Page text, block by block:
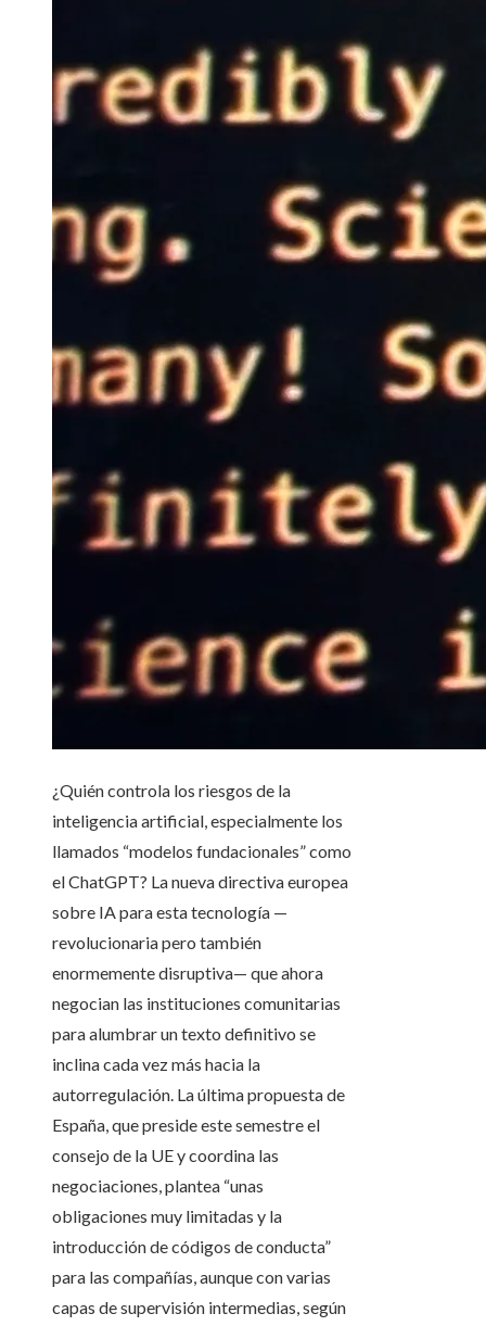
¿Quién controla los riesgos de la
inteligencia artificial, especialmente los
llamados “modelos fundacionales” como
el ChatGPT? La nueva directiva europea
sobre IA para esta tecnología —
revolucionaria pero también
enormemente disruptiva— que ahora
negocian las instituciones comunitarias
para alumbrar un texto definitivo se
inclina cada vez más hacia la
autorregulación. La última propuesta de
España, que preside este semestre el
consejo de la UE y coordina las
negociaciones, plantea “unas
obligaciones muy limitadas y la
introducción de códigos de conducta”
para las compañías, aunque con varias
capas de supervisión intermedias, según